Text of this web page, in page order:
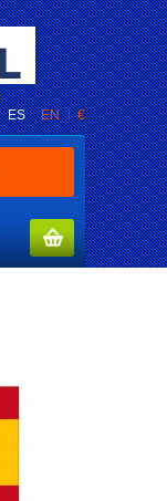
€
ES EN
MY CART(0)